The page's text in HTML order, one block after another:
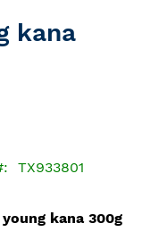
kana
TX933801
kana 300g